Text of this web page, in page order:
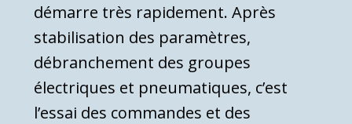
démarre très rapidement. Après
stabilisation des paramètres,
débranchement des groupes
électriques et pneumatiques, c’est
l’essai des commandes et des